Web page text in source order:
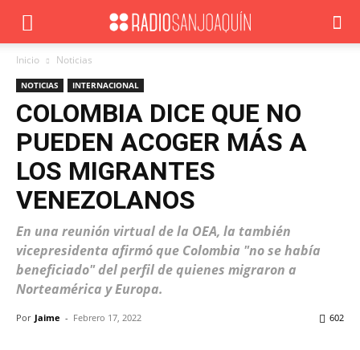
Inicio Noticias
NOTICIAS INTERNACIONAL
COLOMBIA DICE QUE NO
PUEDEN ACOGER MÁS A
LOS MIGRANTES
VENEZOLANOS
En una reunión virtual de la OEA, la también
vicepresidenta afirmó que Colombia "no se había
beneficiado" del perfil de quienes migraron a
Norteamérica y Europa.
Por Jaime - Febrero 17, 2022 602